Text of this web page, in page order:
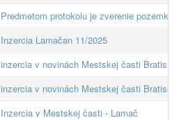
Predmetom protokolu je zverenie
Inzercia Lamačan 11/2025
inzercia v novinách Mestskej časti
inzercia v novinách Mestskej časti
Inzercia v Mestskej časti - Lamač